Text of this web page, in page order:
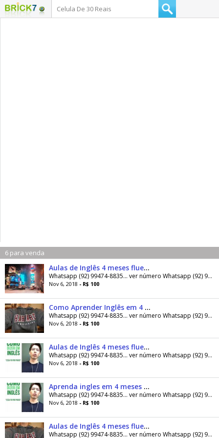
6 para venda
Aulas de Inglês 4 meses fluente
Whatsapp (92) 99474-8835... ver número Whatsapp (92) 99474-8835... ver número Quer começar 2018 mil anos na frente do seu concorrente, o que...
Nov 6, 2018 - R$ 100
Como Aprender Inglês em 4 Meses: Método Completo
Whatsapp (92) 99474-8835... ver número Whatsapp (92) 99474-8835... ver número Quer começar 2018 mil anos na frente do seu concorrente, o que...
Nov 6, 2018 - R$ 100
Aulas de Inglês 4 meses fluente
Whatsapp (92) 99474-8835... ver número Whatsapp (92) 99474-8835... ver número Quer começar 2018 mil anos na frente do seu concorrente, o que...
Nov 6, 2018 - R$ 100
Aprenda ingles em 4 meses fluente
Whatsapp (92) 99474-8835... ver número Whatsapp (92) 99474-8835... ver número Quer começar 2018 mil anos na frente do seu concorrente, o que...
Nov 6, 2018 - R$ 100
Aulas de Inglês 4 meses fluente
Whatsapp (92) 99474-8835... ver número Whatsapp (92) 99474-8835... ver número Quer começar 2018 mil anos na frente do seu concorrente, o que...